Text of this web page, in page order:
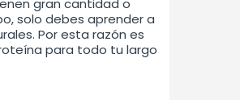
gran cantidad o
solo debes aprender a
Por esta razón es
para todo tu largo